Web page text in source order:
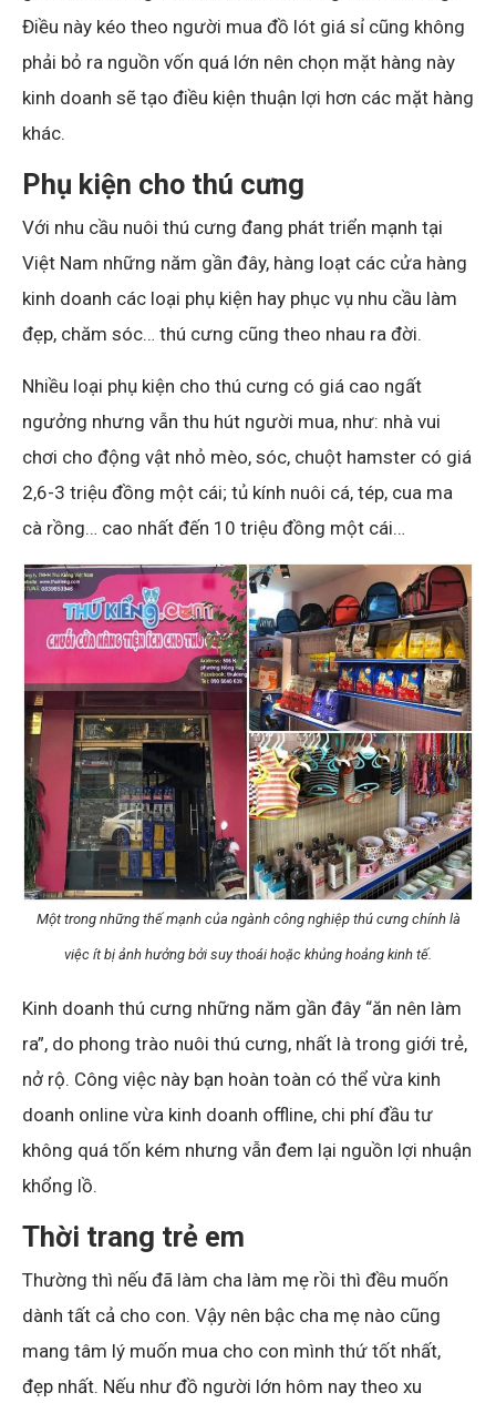
Điều này kéo theo người mua đồ lót giá sỉ cũng không
phải bỏ ra nguồn vốn quá lớn nên chọn mặt hàng này
kinh doanh sẽ tạo điều kiện thuận lợi hơn các mặt hàng
khác.
Phụ kiện cho thú cưng
Với nhu cầu nuôi thú cưng đang phát triển mạnh tại
Việt Nam những năm gần đây, hàng loạt các cửa hàng
kinh doanh các loại phụ kiện hay phục vụ nhu cầu làm
đẹp, chăm sóc… thú cưng cũng theo nhau ra đời.
Nhiều loại phụ kiện cho thú cưng có giá cao ngất
ngưởng nhưng vẫn thu hút người mua, như: nhà vui
chơi cho động vật nhỏ mèo, sóc, chuột hamster có giá
2,6-3 triệu đồng một cái; tủ kính nuôi cá, tép, cua ma
cà rồng… cao nhất đến 10 triệu đồng một cái…
Một trong những thế mạnh của ngành công nghiệp thú cưng chính là
việc ít bị ảnh hưởng bởi suy thoái hoặc khủng hoảng kinh tế.
Kinh doanh thú cưng những năm gần đây “ăn nên làm
ra”, do phong trào nuôi thú cưng, nhất là trong giới trẻ,
nở rộ. Công việc này bạn hoàn toàn có thể vừa kinh
doanh online vừa kinh doanh offline, chi phí đầu tư
không quá tốn kém nhưng vẫn đem lại nguồn lợi nhuận
khổng lồ.
Thời trang trẻ em
Thường thì nếu đã làm cha làm mẹ rồi thì đều muốn
dành tất cả cho con. Vậy nên bậc cha mẹ nào cũng
mang tâm lý muốn mua cho con mình thứ tốt nhất,
đẹp nhất. Nếu như đồ người lớn hôm nay theo xu